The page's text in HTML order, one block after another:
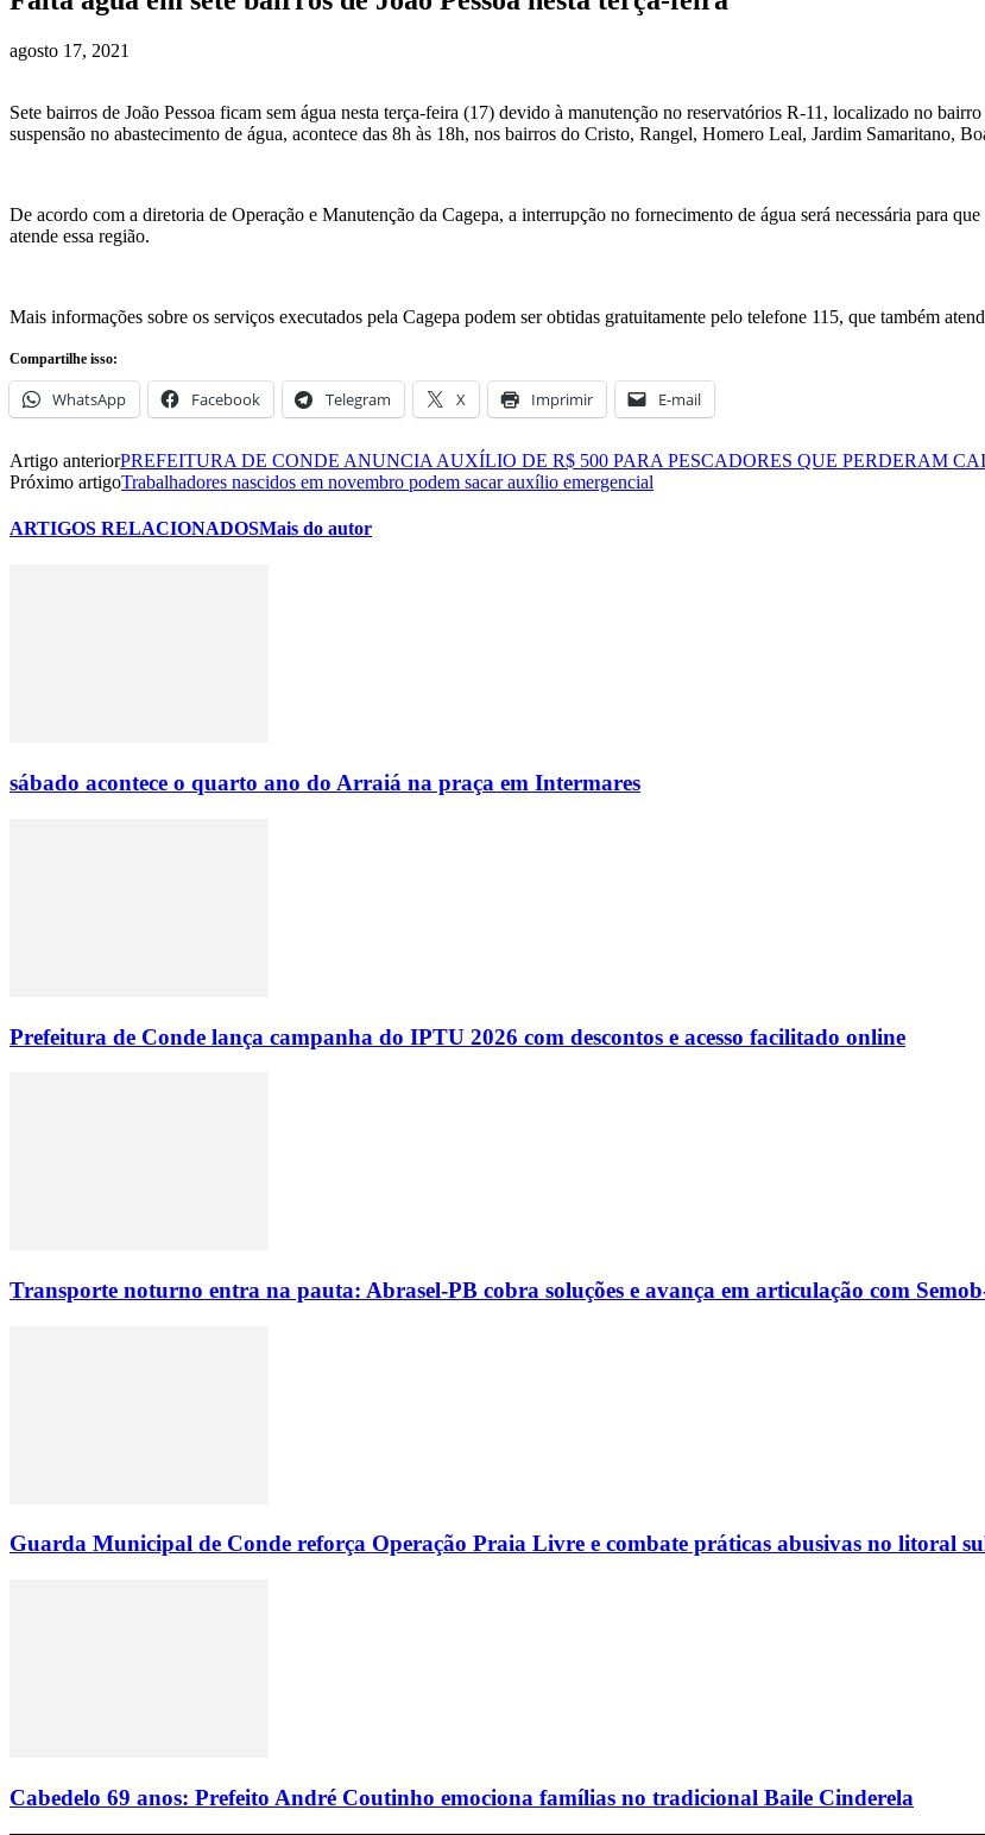
agosto 17, 2021
Sete bairros de João Pessoa ficam sem água nesta terça-feira (17) devido à manutenção no reservatórios R-11, localizado no
suspensão no abastecimento de água, acontece das 8h às 18h, nos bairros do Cristo, Rangel, Homero Leal, Jardim Samaritano,
De acordo com a diretoria de Operação e Manutenção da Cagepa, a interrupção no fornecimento de água será necessária para
atende essa região.
Mais informações sobre os serviços executados pela Cagepa podem ser obtidas gratuitamente pelo telefone 115, que também
Compartilhe isso:
WhatsApp Facebook Telegram X Imprimir E-mail
Artigo anteriorPREFEITURA DE CONDE ANUNCIA AUXÍLIO DE R$ 500 PARA PESCADORES QUE PERDERAM
Próximo artigoTrabalhadores nascidos em novembro podem sacar auxílio emergencial
ARTIGOS RELACIONADOSMais do autor
sábado acontece o quarto ano do Arraiá na praça em Intermares
Prefeitura de Conde lança campanha do IPTU 2026 com descontos e acesso facilitado online
Transporte noturno entra na pauta: Abrasel-PB cobra soluções e avança em articulação com
Guarda Municipal de Conde reforça Operação Praia Livre e combate práticas abusivas no litoral
Cabedelo 69 anos: Prefeito André Coutinho emociona famílias no tradicional Baile Cinderela